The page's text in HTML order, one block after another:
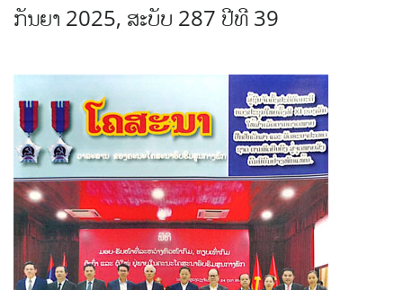
ກັນຍາ 2025, ສະບັບ 287 ປີທີ 39